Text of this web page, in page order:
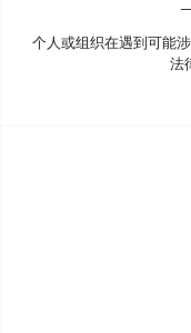
个人或组织在遇到可能
法